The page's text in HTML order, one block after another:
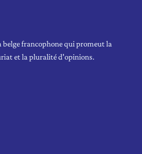
belge francophone qui promeut la
et la pluralité d'opinions.